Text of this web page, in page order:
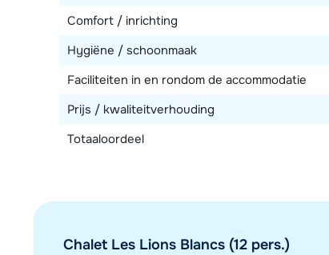
Comfort / inrichting
Hygiëne / schoonmaak
Faciliteiten in en rondom de accommodatie
Prijs / kwaliteitverhouding
Totaaloordeel
Chalet Les Lions Blancs (12 pers.)